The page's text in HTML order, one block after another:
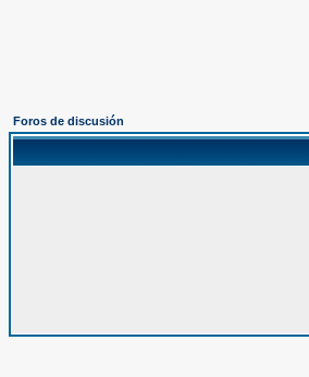
Foros de discusión